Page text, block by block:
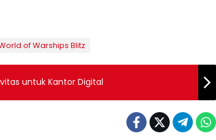
of Warships Blitz
untuk Kantor Digital